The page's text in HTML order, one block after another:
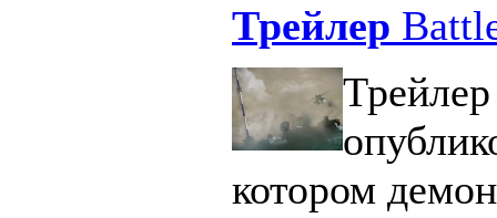
Трейлер
котором